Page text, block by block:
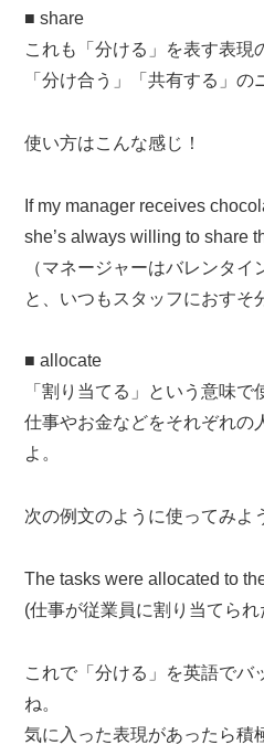
■ share
これも「分ける」を表す表現
「分け合う」「共有する」の
使い方はこんな感じ！
If my manager receives
she’s always willing to share
（マネージャーはバレンタイ
と、いつもスタッフにおすそ
■ allocate
「割り当てる」という意味で
仕事やお金などをそれぞれの
よ。
次の例文のように使ってみよ
The tasks were allocated to
(仕事が従業員に割り当てられ
これで「分ける」を英語でバ
ね。
気に入った表現があったら積